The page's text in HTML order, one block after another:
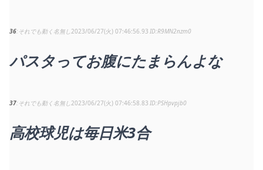
36 それでも動く名無し2023/06/27(火) 07:46:56.93 R9MN2nzm0
パスタってお腹にたまらんよな
37 それでも動く名無し2023/06/27(火) 07:46:58.83 PSHpvpjb0
高校球児は毎日米3合